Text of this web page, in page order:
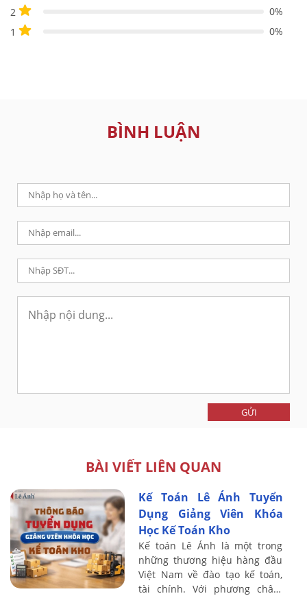
2
0%
1
0%
BÌNH LUẬN
GỬI
BÀI VIẾT LIÊN QUAN
Kế Toán Lê Ánh Tuyển
Dụng Giảng Viên Khóa
Học Kế Toán Kho
Kế toán Lê Ánh là một trong
những thương hiệu hàng đầu
Việt Nam về đào tạo kế toán,
tài chính. Với phương châm